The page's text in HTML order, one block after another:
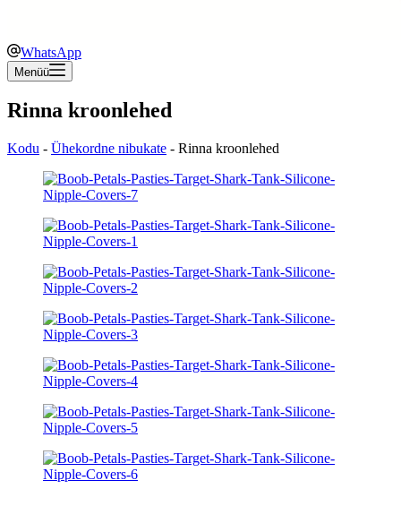
WhatsApp
Menüü
Rinna kroonlehed
Kodu - Ühekordne nibukate - Rinna kroonlehed